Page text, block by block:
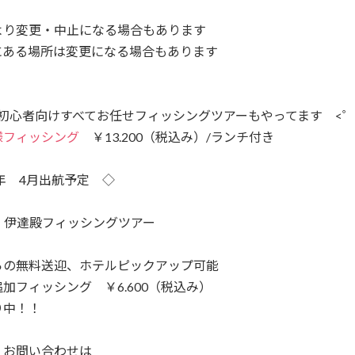
変更・中止になる場合もあります
る場所は変更になる場合もあります
者向けすべてお任せフィッシングツアーもやってます <
ィッシング ￥13.200（税込み）/ランチ付き
4月出航予定 ◇
達殿フィッシングツアー
無料送迎、ホテルピックアップ可能
フィッシング ￥6.600（税込み）
！！
問い合わせは